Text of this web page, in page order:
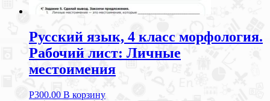
Русский язык, 4 класс морфология.
Рабочий лист: Личные
местоимения
Р300.00 В корзину